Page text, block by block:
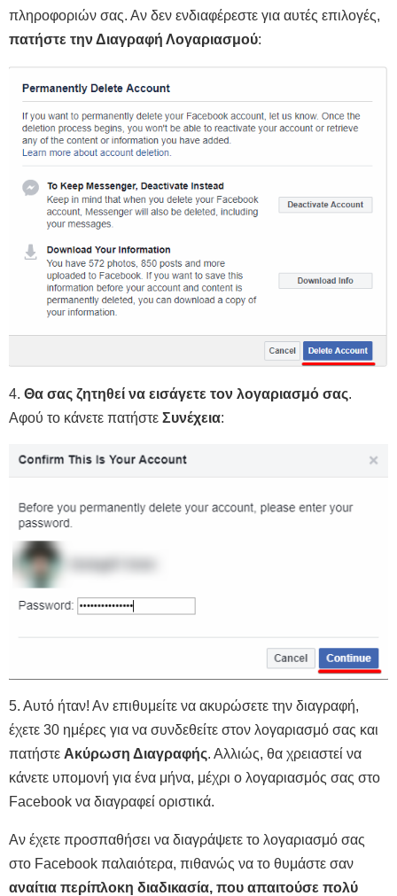
πληροφοριών σας. Αν δεν ενδιαφέρεστε για αυτές επιλογές,
πατήστε την Διαγραφή Λογαριασμού:
4. Θα σας ζητηθεί να εισάγετε τον λογαριασμό σας.
Αφού το κάνετε πατήστε Συνέχεια:
5. Αυτό ήταν! Αν επιθυμείτε να ακυρώσετε την διαγραφή,
έχετε 30 ημέρες για να συνδεθείτε στον λογαριασμό σας και
πατήστε Ακύρωση Διαγραφής. Αλλιώς, θα χρειαστεί να
κάνετε υπομονή για ένα μήνα, μέχρι ο λογαριασμός σας στο
Facebook να διαγραφεί οριστικά.
Αν έχετε προσπαθήσει να διαγράψετε το λογαριασμό σας
στο Facebook παλαιότερα, πιθανώς να το θυμάστε σαν
αναίτια περίπλοκη διαδικασία, που απαιτούσε πολύ